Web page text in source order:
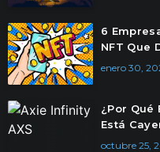
6
NFT Que
enero 30,
¿Por Qué
Está
octubre 25,